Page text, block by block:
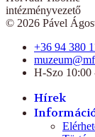
intézményvezető
© 2026 Pável
+36 94 380
H-Szo 10:00
Hírek